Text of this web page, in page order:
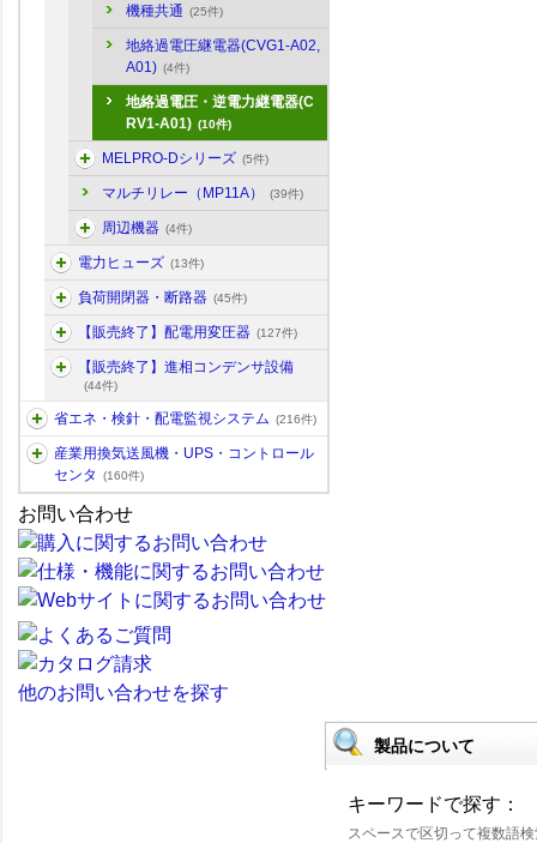
機種共通 (25件)
地絡過電圧継電器(CVG1-A02,
A01) (4件)
地絡過電圧・逆電力継電器(C
RV1-A01) (10件)
MELPRO-Dシリーズ (5件)
マルチリレー（MP11A） (39件)
周辺機器 (4件)
電力ヒューズ (13件)
負荷開閉器・断路器 (45件)
【販売終了】配電用変圧器 (127件)
【販売終了】進相コンデンサ設備
(44件)
省エネ・検針・配電監視システム (216件)
産業用換気送風機・UPS・コントロール
センタ
(160件)
お問い合わせ
他のお問い合わせを探す
製品について
キーワードで探す：
スペースで区切って複数語